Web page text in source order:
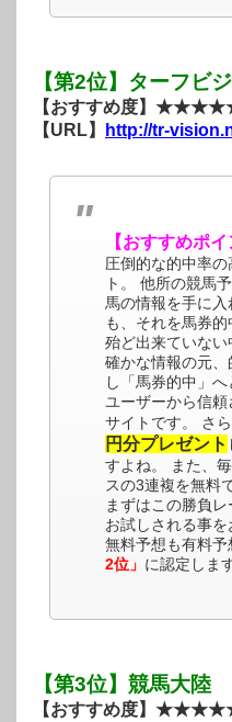
【第2位】ターフビ
【おすすめ度】
【URL】
http://tr-
【おすすめポイ
圧倒的な的中率
ト。 他所の競馬
馬の情報を手に
も、それを馬券
殆ど出来ていな
確かな情報の元
し「馬券的中」
ユーザーから信
サイトです。 さ
円分プレゼント
すよね。 また、
スの3連複を無料
まずはこの勝負
お試しされる事を
無料予想も有料予
2位」 に認定します
【第3位】競馬大陸
【おすすめ度】